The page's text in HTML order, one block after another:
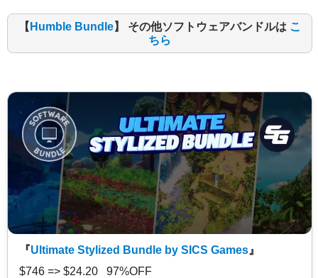
【 Humble Bundle】 その他ソフトウェアバンドルは こ
ちら
『Ultimate Stylized Bundle by SICS Games 』
$746 => $24.20 97%OFF